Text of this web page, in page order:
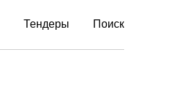
Тендеры Поиск